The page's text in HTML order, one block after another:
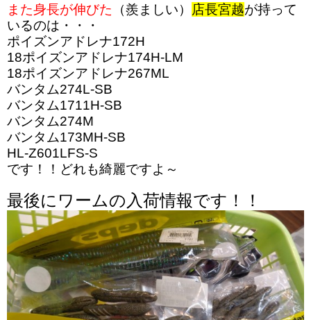
また身長が伸びた （羨ましい） 店長宮越が持って
いるのは・・・
ポイズンアドレナ172H
18ポイズンアドレナ174H-LM
18ポイズンアドレナ267ML
バンタム274L-SB
バンタム1711H-SB
バンタム274M
バンタム173MH-SB
HL-Z601LFS-S
です！！どれも綺麗ですよ～
最後にワームの入荷情報です！！